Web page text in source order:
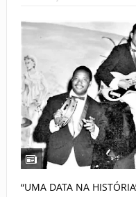
“UMA DATA NA